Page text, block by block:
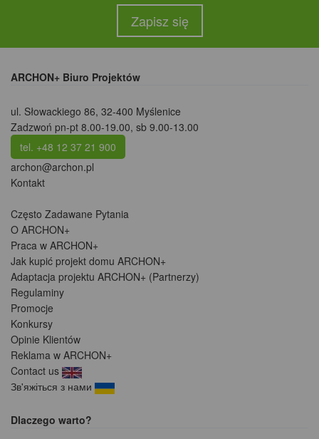
Zapisz się
ARCHON+ Biuro Projektów
ul. Słowackiego 86, 32-400 Myślenice
Zadzwoń pn-pt 8.00-19.00, sb 9.00-13.00
tel. +48 12 37 21 900
archon@archon.pl
Kontakt
Często Zadawane Pytania
O ARCHON+
Praca w ARCHON+
Jak kupić projekt domu ARCHON+
Adaptacja projektu ARCHON+ (Partnerzy)
Regulaminy
Promocje
Konkursy
Opinie Klientów
Reklama w ARCHON+
Contact us
Зв'яжіться з нами
Dlaczego warto?